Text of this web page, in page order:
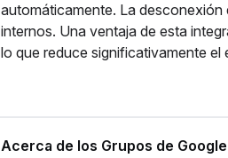
automáticamente. La
internos. Una ventaja de esta
lo que reduce significativamente
Acerca de los Grupos de Google